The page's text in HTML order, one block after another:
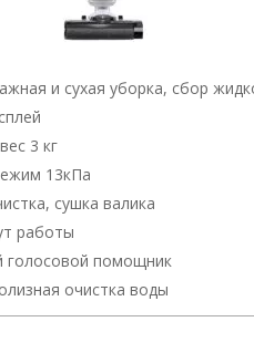
и сухая уборка, сбор
3 кг
13кПа
сушка валика
работы
голосовой помощник
очистка воды